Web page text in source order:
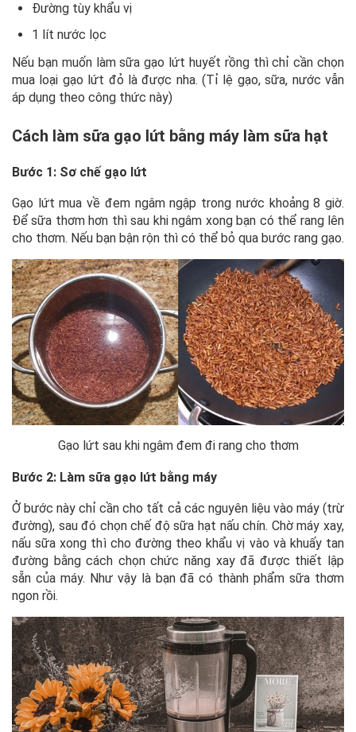
Đường tùy khẩu vị
1 lít nước lọc
Nếu bạn muốn làm sữa gạo lứt huyết rồng thì chỉ cần chọn
mua loại gạo lứt đỏ là được nha. (Tỉ lệ gạo, sữa, nước vẫn
áp dụng theo công thức này)
Cách làm sữa gạo lứt bằng máy làm sữa hạt
Bước 1: Sơ chế gạo lứt
Gạo lứt mua về đem ngâm ngập trong nước khoảng 8 giờ.
Để sữa thơm hơn thì sau khi ngâm xong bạn có thể rang lên
cho thơm. Nếu bạn bận rộn thì có thể bỏ qua bước rang gạo.
Gạo lứt sau khi ngâm đem đi rang cho thơm
Bước 2: Làm sữa gạo lứt bằng máy
Ở bước này chỉ cần cho tất cả các nguyên liệu vào máy (trừ
đường), sau đó chọn chế độ sữa hạt nấu chín. Chờ máy xay,
nấu sữa xong thì cho đường theo khẩu vị vào và khuấy tan
đường bằng cách chọn chức năng xay đã được thiết lập
sẵn của máy. Như vậy là bạn đã có thành phẩm sữa thơm
ngon rồi.